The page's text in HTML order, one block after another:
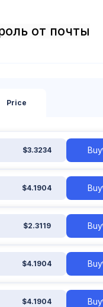
от почты
Price
$3.3234 Buy
$4.1904 Buy
$2.3119 Buy
$4.1904 Buy
$4.1904 Buy